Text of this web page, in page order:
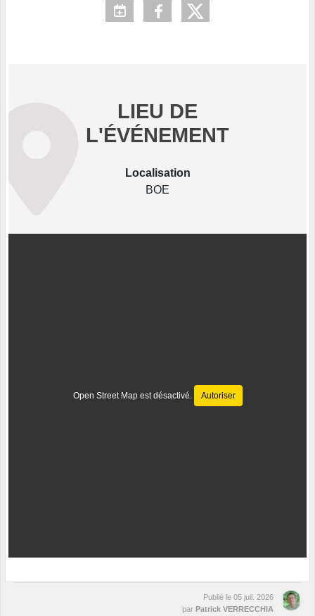
LIEU DE
L'ÉVÉNEMENT
Localisation
BOE
Open Street Map est désactivé. Autoriser
Publié le 05 juil. 2026
par Patrick VERRECCHIA